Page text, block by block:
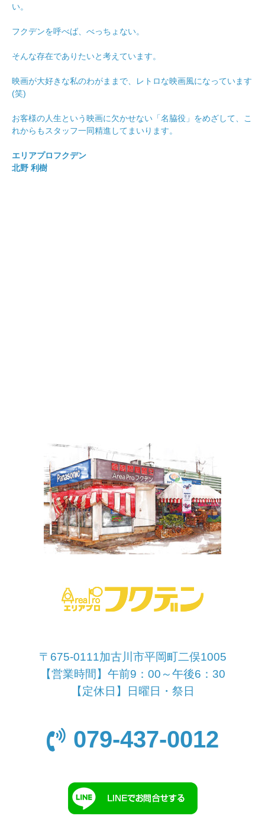
い。
フクデンを呼べば、べっちょない。
そんな存在でありたいと考えています。
映画が大好きな私のわがままで、レトロな映画風になっています
(笑)
お客様の人生という映画に欠かせない「名脇役」をめざして、こ
れからもスタッフ一同精進してまいります。
エリアプロフクデン
北野 利樹
〒675-0111加古川市平岡町二俣1005
【営業時間】午前9：00～午後6：30
【定休日】日曜日・祭日
079-437-0012